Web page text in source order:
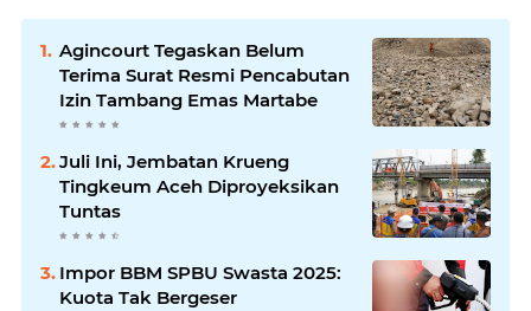
Agincourt Tegaskan Belum
Terima Surat Resmi Pencabutan
Izin Tambang Emas Martabe
Juli Ini, Jembatan Krueng
Tingkeum Aceh Diproyeksikan
Tuntas
Impor BBM SPBU Swasta 2025:
Kuota Tak Bergeser